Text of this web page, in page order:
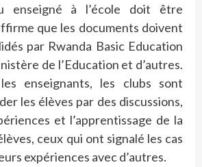
enseigné à l’école doit être
que les documents doivent
par Rwanda Basic Education
de l’Education et d’autres.
enseignants, les clubs sont
les élèves par des discussions,
et l’apprentissage de la
ceux qui ont signalé les cas
expériences avec d’autres.